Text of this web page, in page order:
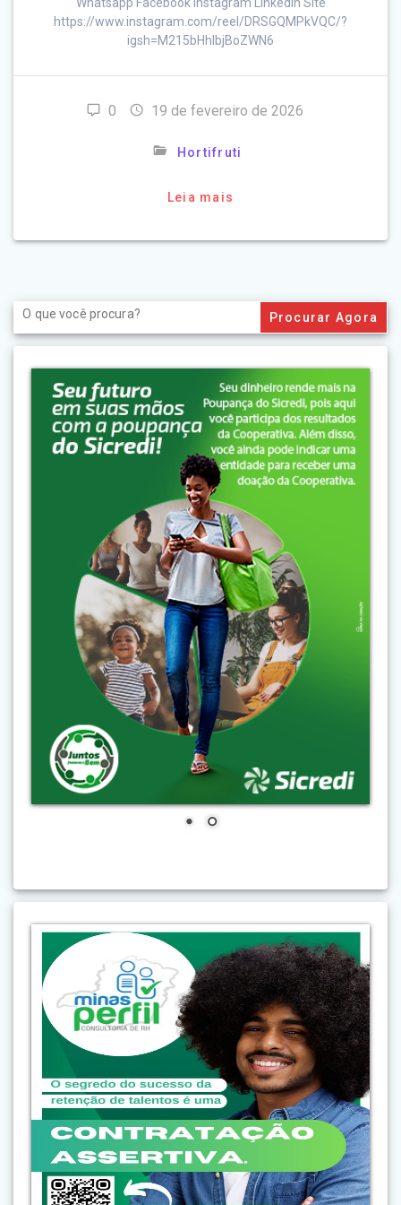
https://www.instagram.com/reel/DRSGQMPkVQC/?
igsh=M215bHhlbjBoZWN6
0 19 de fevereiro de 2026
Hortifruti
Leia mais
Search
for: